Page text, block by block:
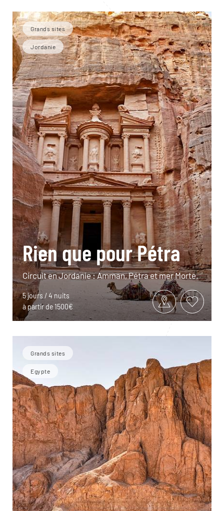
Grands sites
Jordanie
Rien que pour Pétra
Circuit en Jordanie : Amman, Pétra et mer Morte.
5 jours / 4 nuits
à partir de 1500€
Grands sites
Egypte